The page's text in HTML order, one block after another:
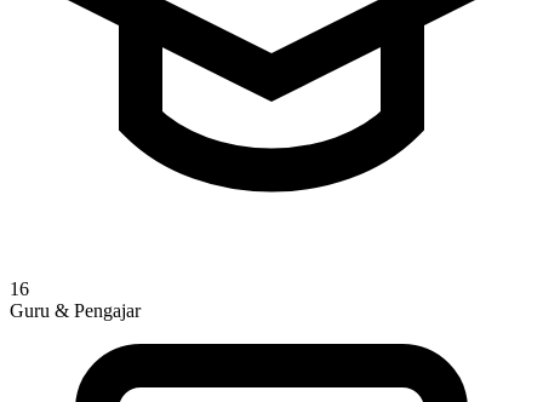
16
Guru & Pengajar